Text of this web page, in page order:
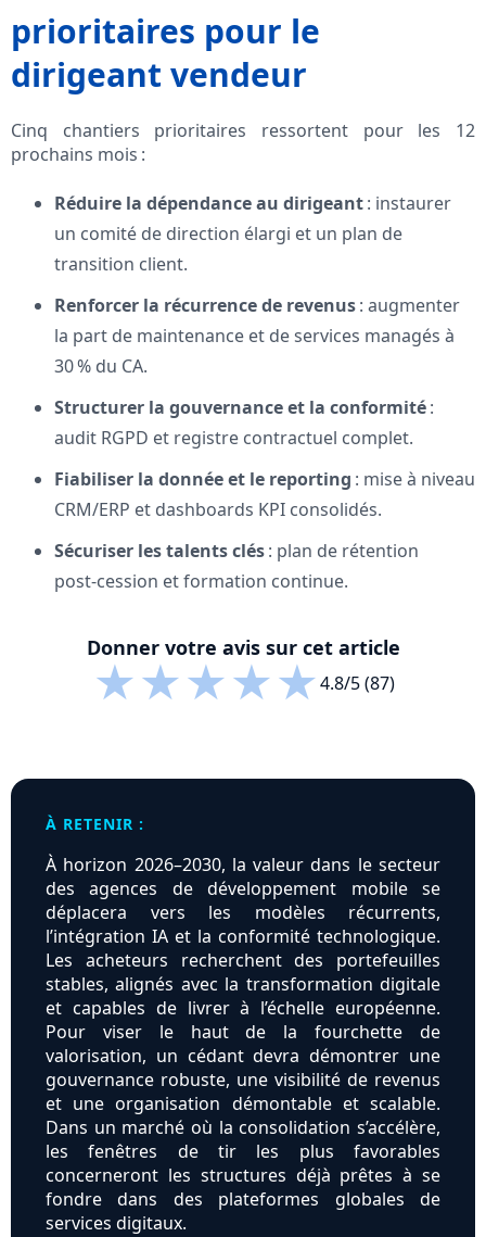
prioritaires pour le
dirigeant vendeur
Cinq chantiers prioritaires ressortent pour les 12
prochains mois :
Réduire la dépendance au dirigeant: instaurer
un comité de direction élargi et un plan de
transition client.
Renforcer la récurrence de revenus: augmenter
la part de maintenance et de services managés à
30 % du CA.
Structurer la gouvernance et la conformité:
audit RGPD et registre contractuel complet.
Fiabiliser la donnée et le reporting : mise à niveau
CRM/ERP et dashboards KPI consolidés.
Sécuriser les talents clés: plan de rétention
post‑cession et formation continue.
Donner votre avis sur cet article
★★★★★4.8/5 (87)
À RETENIR :
À horizon 2026–2030, la valeur dans le secteur
des agences de développement mobile se
déplacera vers les modèles récurrents,
l’intégration IA et la conformité technologique.
Les acheteurs recherchent des portefeuilles
stables, alignés avec la transformation digitale
et capables de livrer à l’échelle européenne.
Pour viser le haut de la fourchette de
valorisation, un cédant devra démontrer une
gouvernance robuste, une visibilité de revenus
et une organisation démontable et scalable.
Dans un marché où la consolidation s’accélère,
les fenêtres de tir les plus favorables
concerneront les structures déjà prêtes à se
fondre dans des plateformes globales de
services digitaux.